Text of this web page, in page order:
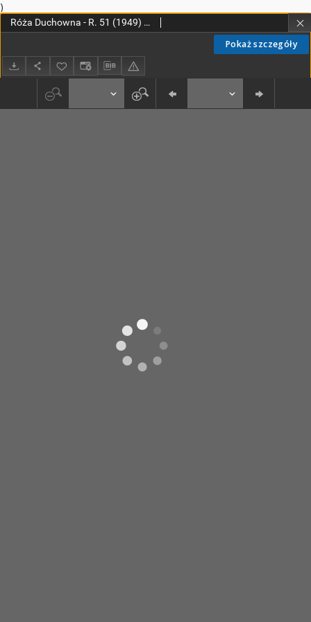
)
Pokaż szczegóły
Róża Duchowna - R. 51 (1949) n. 1-12